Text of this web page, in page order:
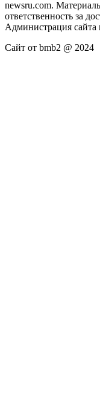
newsru.com.
ответственность за
Администрация сайта
Сайт от bmb2 @ 2024